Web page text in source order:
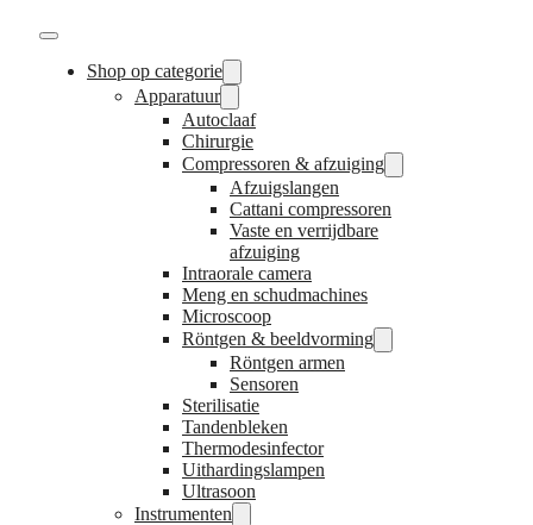
Shop op categorie
Apparatuur
Autoclaaf
Chirurgie
Compressoren & afzuiging
Afzuigslangen
Cattani compressoren
Vaste en verrijdbare
afzuiging
Intraorale camera
Meng en schudmachines
Microscoop
Röntgen & beeldvorming
Röntgen armen
Sensoren
Sterilisatie
Tandenbleken
Thermodesinfector
Uithardingslampen
Ultrasoon
Instrumenten